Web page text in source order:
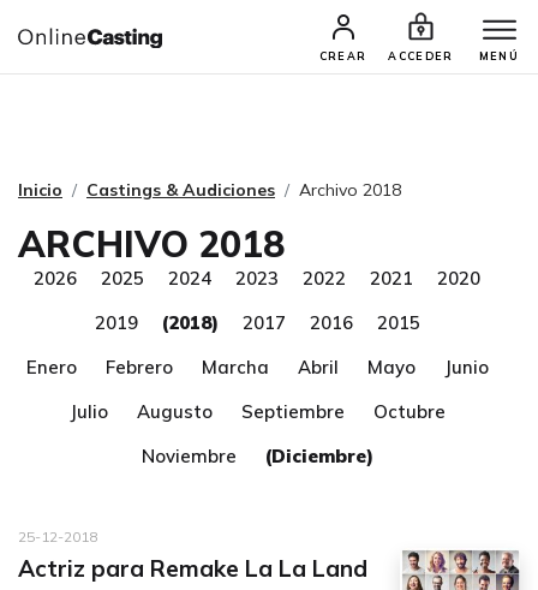
CREAR ACCEDER MENÚ
CASTINGS Y AUDICIONES TALENTOS
Inicio Castings & Audiciones Archivo 2018
ARCHIVO 2018
2026 2025 2024 2023 2022 2021
2020
2019
(2018) 2017 2016
2015
Enero
Febrero Marcha Abril Mayo
Junio
Julio
Augusto Septiembre
Octubre
Noviembre
(Diciembre)
25-12-2018
Actriz para Remake La La Land